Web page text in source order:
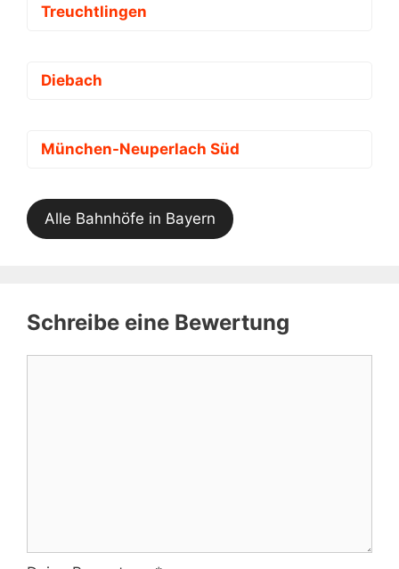
Treuchtlingen
Diebach
München-Neuperlach Süd
Alle Bahnhöfe in Bayern
Schreibe eine Bewertung